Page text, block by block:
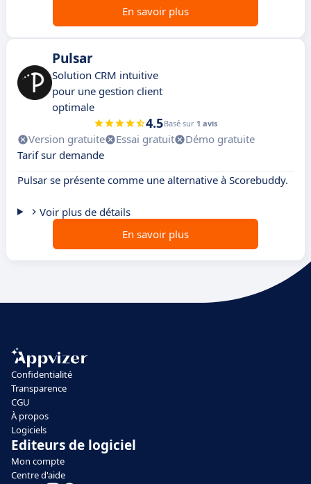
En savoir plus
Pulsar
Solution CRM intuitive
pour une gestion client
optimale
4.5Basé sur 1 avis
Version gratuite Essai gratuit
Démo gratuite
Tarif sur demande
Pulsar se présente comme une alternative à Scorebuddy.
Voir plus de détails
En savoir plus
Confidentialité
Transparence
CGU
À propos
Logiciels
Editeurs de logiciel
Mon compte
Centre d'aide